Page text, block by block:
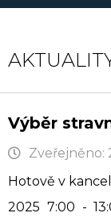
Výběr
Zveřejněno:
Hotově v
2025 7:00 -